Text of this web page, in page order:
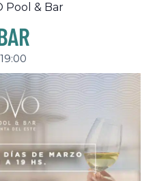
Pool & Bar
19:00